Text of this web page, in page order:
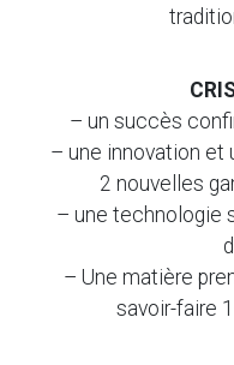
– un succès
– une innovation et
2 nouvelles
– une technologie
– Une matière
savoir-faire